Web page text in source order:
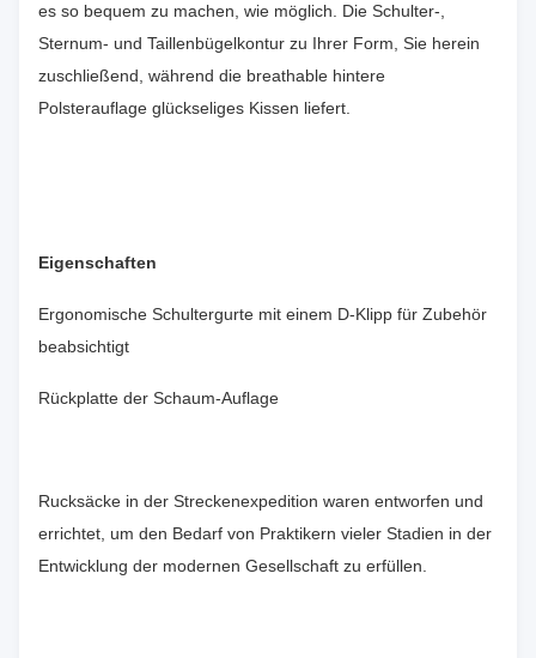
es so bequem zu machen, wie möglich. Die Schulter-,
Sternum- und Taillenbügelkontur zu Ihrer Form, Sie herein
zuschließend, während die breathable hintere
Polsterauflage glückseliges Kissen liefert.
Eigenschaften
Ergonomische Schultergurte mit einem D-Klipp für Zubehör
beabsichtigt
Rückplatte der Schaum-Auflage
Rucksäcke in der Streckenexpedition waren entworfen und
errichtet, um den Bedarf von Praktikern vieler Stadien in der
Entwicklung der modernen Gesellschaft zu erfüllen.